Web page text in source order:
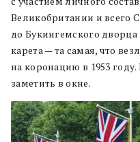
Великобритании и всего
до Букингемского дворца
карета — та самая, что
на коронацию в 1953
заметить в окне.